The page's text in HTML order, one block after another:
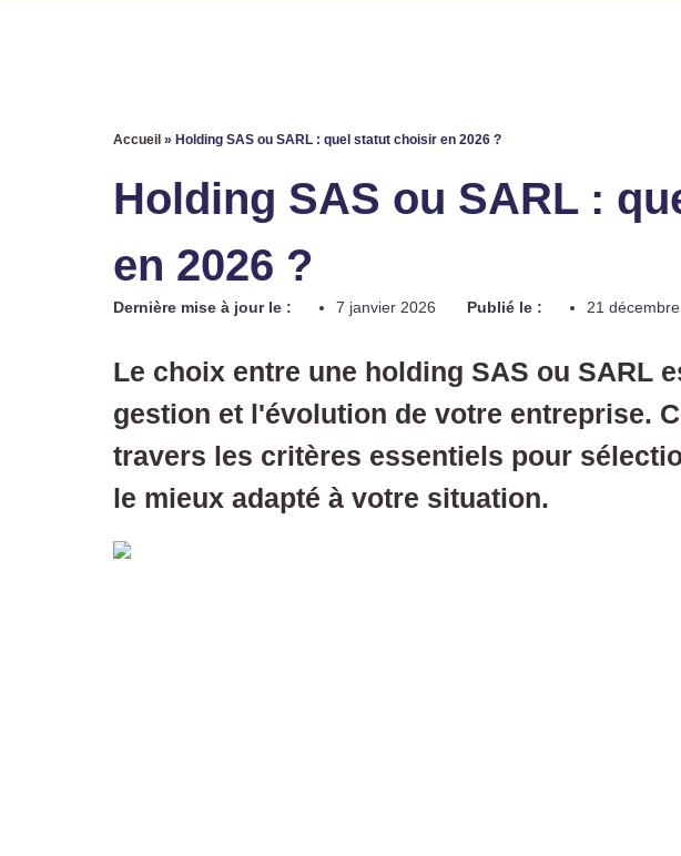
Accueil » Holding SAS ou SARL : quel statut choisir en 2026 ?
Holding SAS ou SARL :
en 2026 ?
Dernière mise à jour le : 7 janvier 2026 Publié le : 21
Le choix entre une holding SAS ou SARL
gestion et l'évolution de votre entreprise.
travers les critères essentiels pour
le mieux adapté à votre situation.